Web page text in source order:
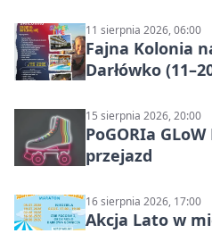
11 sierpnia 2026, 06:00
Fajna Kolonia
Darłówko
15 sierpnia 2026, 20:00
PoGORIa
przejazd
16 sierpnia 2026, 17:00
Akcja Lato w